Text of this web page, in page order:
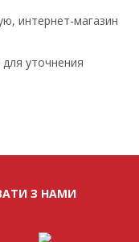
интернет-магазин
уточнения
З НАМИ